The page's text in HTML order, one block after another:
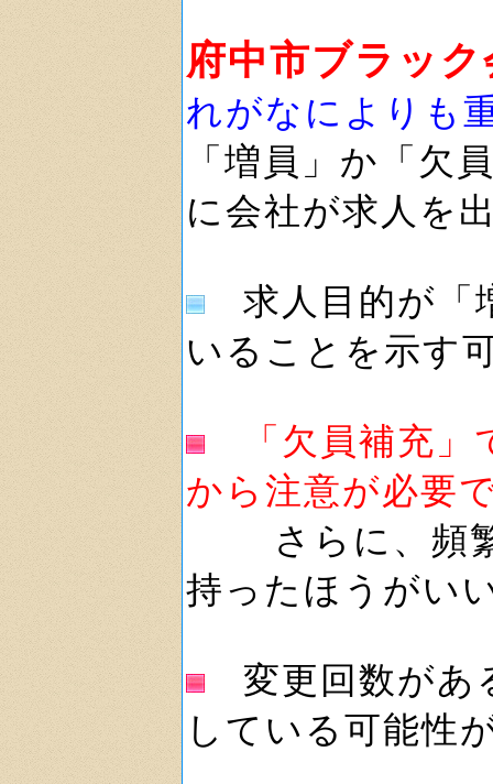
府中市ブラッ
れがなによりも
「増員」か「欠
に会社が求人を
求人目的が「
いることを示す
「欠員補充
から注意が必要
さらに、頻繁
持ったほうがい
変更回数があ
している可能性